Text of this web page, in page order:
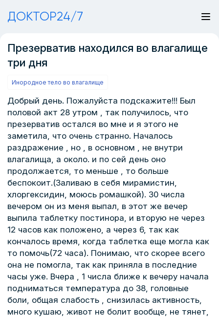
ДОКТОР24/7
Презерватив находился во влагалище
три дня
Инородное тело во влагалище
Добрый день. Пожалуйста подскажите!!! Был
половой акт 28 утром , так получилось, что
презерватив остался во мне и я этого не
заметила, что очень странно. Началось
раздражение , но , в основном , не внутри
влагалища, а около. и по сей день оно
продолжается, то меньше , то больше
беспокоит.(Заливаю в себя мирамистин,
хлоргексидин, моюсь ромашкой). 30 числа
вечером он из меня выпал, в этот же вечер
выпила таблетку постинора, и вторую не через
12 часов как положено, а через 6, так как
кончалось время, когда таблетка еще могла как
то помочь(72 часа). Понимаю, что скорее всего
она не помогла, так как приняла в последние
часы уже. Вчера , 1 числа ближе к вечеру начала
подниматься температура до 38, головные
боли, общая слабость , снизилась активность,
много кушаю, живот не болит вообще, не тянет,